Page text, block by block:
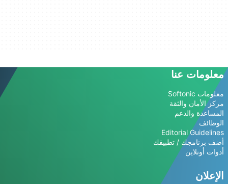
معلومات عنا
معلومات Softonic
مركز الأمان والثقة
المساعدة والدعم
الوظائف
Editorial Guidelines
أضف برنامجك / تطبيقك
أدوات أونلاين
الإعلان